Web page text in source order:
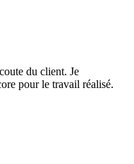
du client. Je
pour le travail réalisé.